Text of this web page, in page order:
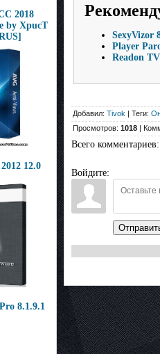
2018
by XpucT
12.0
8.1.9.1
SexyVizor
Player
Readon
Добавил: Tivok | Теги:
Просмотров: 1018 |
Всего комментариев:
Войдите: